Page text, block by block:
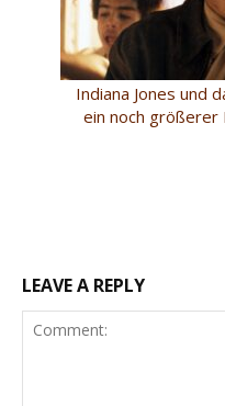
Indiana Jones und
ein noch
LEAVE A REPLY